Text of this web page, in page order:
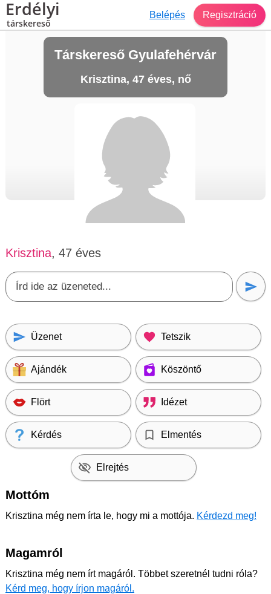
Erdélyi
társkereső
Belépés Regisztráció
Társkereső Gyulafehérvár
Krisztina, 47 éves, nő
Krisztina, 47 éves
Üzenet Tetszik
Ajándék Köszöntő
Flört Idézet
Kérdés Elmentés
Elrejtés
Mottóm
Krisztina még nem írta le, hogy mi a mottója. Kérdezd meg!
Magamról
Krisztina még nem írt magáról. Többet szeretnél tudni róla?
Kérd meg, hogy írjon magáról.